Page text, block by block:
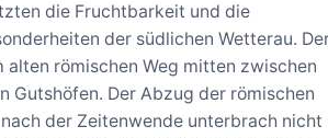
die Fruchtbarkeit und die
der südlichen Wetterau.
alten römischen Weg mitten zwischen
Gutshöfen. Der Abzug der römischen
der Zeitenwende unterbrach nicht